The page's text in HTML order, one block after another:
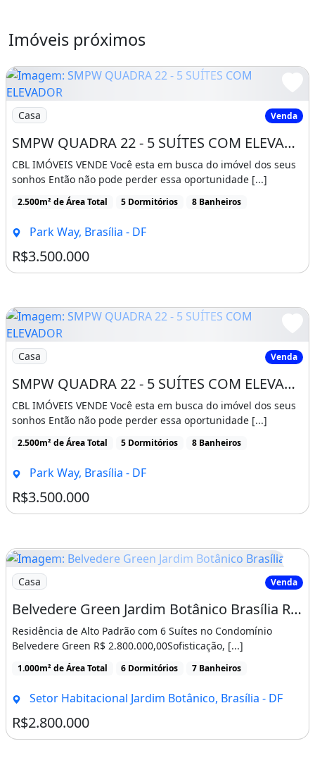
spa, espaço para horta já montado e pomar
com vários tipos de frutas. Excelente
condomínio fechado com rua ampla e total
segurança.
Agende sua visita com Simone Coelho (61)
99988-2668 - (CRECI: 13.374)
Veja mais opções: fernandesecoelho.com.br
CRECI: 25.533
Instagram: @fernandesecoelho
Características da casa:
Churrasqueira
Jardim
Varanda
Academia
Sauna
Lavabo
Despensa
Aceita Financiamento
Spa
Porcelanato
Quantidade De Andares: 2
Ar-condicionado
Guarda roupa
Piscina
Varanda
Área de serviço
Imóveis próximos
Imagem: SMPW QUADRA 22 - 5 SUÍTES COM ELEVADOR
Casa Venda
SMPW QUADRA 22 - 5 SUÍTES COM ELEVADOR HABITE-SE TERRENO 2500M2
CBL IMÓVEIS VENDE Você esta em busca do imóvel dos seus
sonhos Então não pode perder essa oportunidade [...]
2.500m² de Área Total 5 Dormitórios 8 Banheiros
Park Way, Brasília - DF
R$3.500.000
Imagem: SMPW QUADRA 22 - 5 SUÍTES COM ELEVADOR
Casa Venda
SMPW QUADRA 22 - 5 SUÍTES COM ELEVADOR HABITE-SE TERRENO 2500M2
CBL IMÓVEIS VENDE Você esta em busca do imóvel dos seus
sonhos Então não pode perder essa oportunidade [...]
2.500m² de Área Total 5 Dormitórios 8 Banheiros
Park Way, Brasília - DF
R$3.500.000
Imagem: Belvedere Green Jardim Botânico Brasília
Casa Venda
Belvedere Green Jardim Botânico Brasília Residência de Alto Padrão com 6 Suítes por
Residência de Alto Padrão com 6 Suítes no Condomínio
Belvedere Green R$ 2.800.000,00Sofisticação, [...]
1.000m² de Área Total 6 Dormitórios 7 Banheiros
Setor Habitacional Jardim Botânico, Brasília - DF
R$2.800.000